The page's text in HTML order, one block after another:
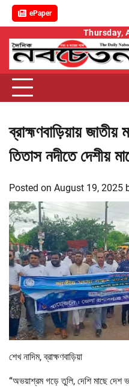
ePaper
content
Thursday,
ব্রাহ্মণবাড়িয়ায়
তিতাস নদীতে দেশীয়
Posted on August 19, 2025
শেখ নাদিম, ব্রাক্ষণবাড়িয়া
“অভয়াশ্রম গড়ে তুলি, দেশি মাছে দেশ